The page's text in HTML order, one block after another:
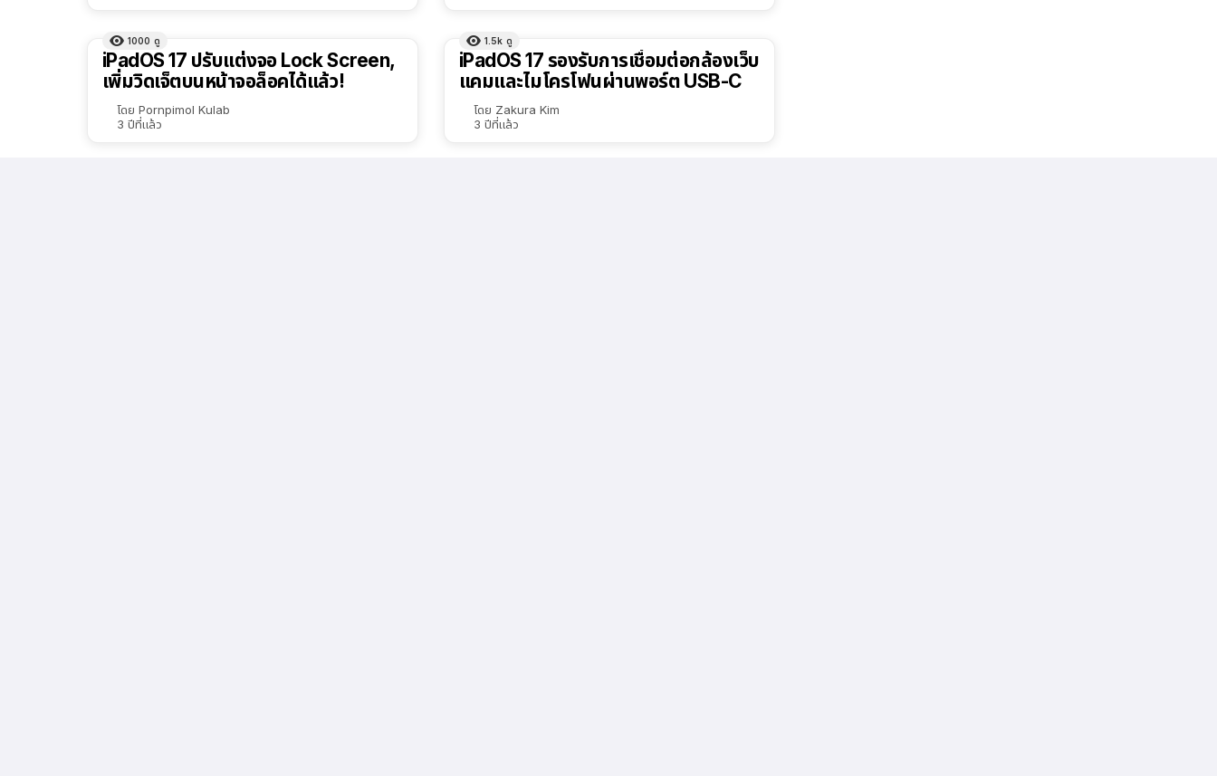
1000 ดู
iPadOS 17 ปรับแต่งจอ Lock Screen,
เพิ่มวิดเจ็ตบนหน้าจอล็อคได้แล้ว!
โดย Pornpimol Kulab
3 ปีที่แล้ว
1.5k ดู
iPadOS 17 รองรับการเชื่อมต่อกล้องเว็บ
แคมและไมโครโฟนผ่านพอร์ต USB-C
โดย Zakura Kim
3 ปีที่แล้ว